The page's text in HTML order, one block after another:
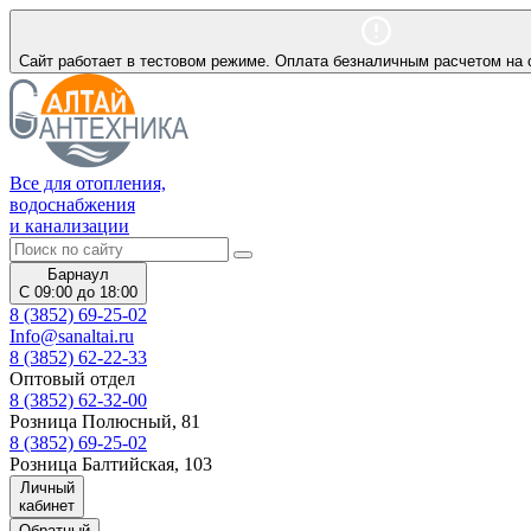
Сайт работает в тестовом режиме. Оплата безналичным расчетом на
Все для отопления,
водоснабжения
и канализации
Барнаул
С 09:00 до 18:00
8 (3852) 69-25-02
Info@sanaltai.ru
8 (3852) 62-22-33
Оптовый отдел
8 (3852) 62-32-00
Розница Полюсный, 81
8 (3852) 69-25-02
Розница Балтийская, 103
Личный
кабинет